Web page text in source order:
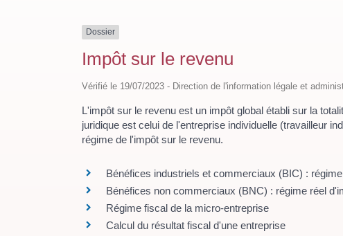
Dossier
Impôt sur le revenu
Vérifié le 19/07/2023 - Direction de l'information légale et
L'impôt sur le revenu est un impôt global établi sur la
juridique est celui de l'entreprise individuelle (travailleur
régime de l'impôt sur le revenu.
Bénéfices industriels et commerciaux (BIC) :
Bénéfices non commerciaux (BNC) : régime réel
Régime fiscal de la micro-entreprise
Calcul du résultat fiscal d'une entreprise